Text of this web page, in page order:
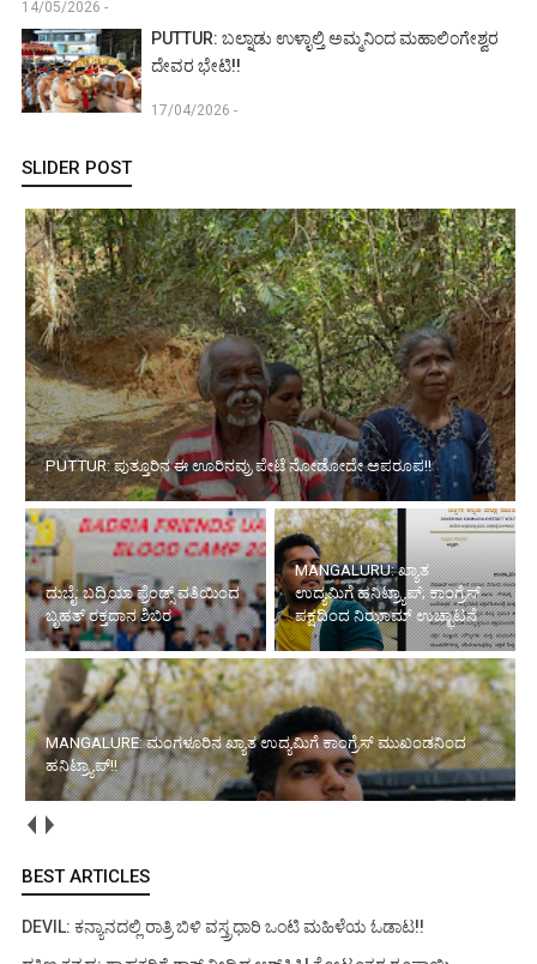
14/05/2026 -
PUTTUR: ಬಲ್ನಾಡು ಉಳ್ಳಾಲ್ತಿ ಅಮ್ಮನಿಂದ ಮಹಾಲಿಂಗೇಶ್ವರ
ದೇವರ ಭೇಟಿ!!
17/04/2026 -
SLIDER POST
PUTTUR: ಪುತ್ತೂರಿನ ಈ ಊರಿನವ್ರು ಪೇಟೆ ನೋಡೋದೇ ಅಪರೂಪ!!
ದುಬೈ: ಬದ್ರಿಯಾ ಫ್ರೆಂಡ್ಸ್ ವತಿಯಿಂದ
ಬೃಹತ್ ರಕ್ತದಾನ ಶಿಬಿರ
MANGALURU: ಖ್ಯಾತ
ಉದ್ಯಮಿಗೆ ಹನಿಟ್ರ್ಯಾಪ್; ಕಾಂಗ್ರೆಸ್
ಪಕ್ಷದಿಂದ ನಿಝಾಮ್ ಉಚ್ಛಾಟನೆ
MANGALURE: ಮಂಗಳೂರಿನ ಖ್ಯಾತ ಉದ್ಯಮಿಗೆ ಕಾಂಗ್ರೆಸ್ ಮುಖಂಡನಿಂದ
ಹನಿಟ್ರ್ಯಾಪ್!!
BEST ARTICLES
DEVIL: ಕನ್ಯಾನದಲ್ಲಿ ರಾತ್ರಿ ಬಿಳಿ ವಸ್ತ್ರಧಾರಿ ಒಂಟಿ ಮಹಿಳೆಯ ಓಡಾಟ!!